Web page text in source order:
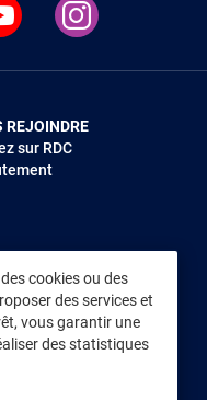
REJOINDRE
sur RDC
cookies ou des
des services et
vous garantir une
des statistiques